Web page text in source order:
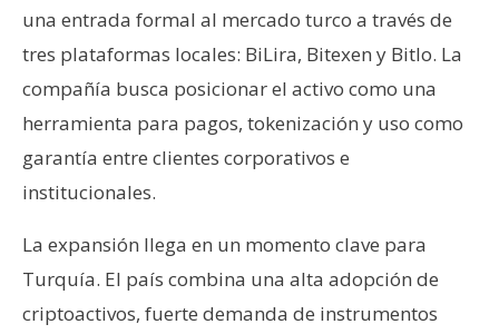
i
s
N
o
t
s
d
e
una entrada formal al mercado turco a través de
tres plataformas locales: BiLira, Bitexen y Bitlo. La
compañía busca posicionar el activo como una
herramienta para pagos, tokenización y uso como
garantía entre clientes corporativos e
institucionales.
La expansión llega en un momento clave para
Turquía. El país combina una alta adopción de
criptoactivos, fuerte demanda de instrumentos